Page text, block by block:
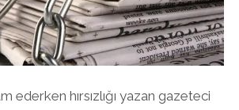
ederken hırsızlığı yazan gazeteci